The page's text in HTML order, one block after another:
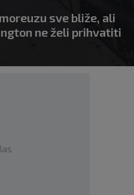
sve bliže, ali
ne želi prihvatiti